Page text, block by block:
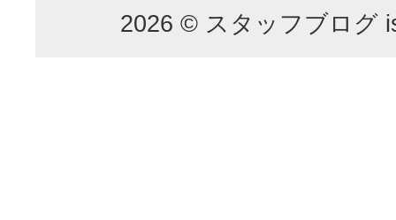
2026 © スタッフブログ